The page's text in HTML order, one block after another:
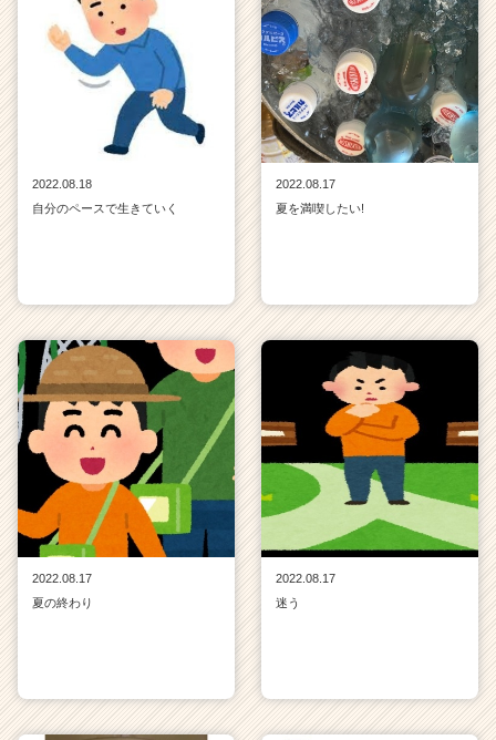
2022.08.18
自分のペースで生きていく
2022.08.17
夏を満喫したい!
2022.08.17
夏の終わり
2022.08.17
迷う